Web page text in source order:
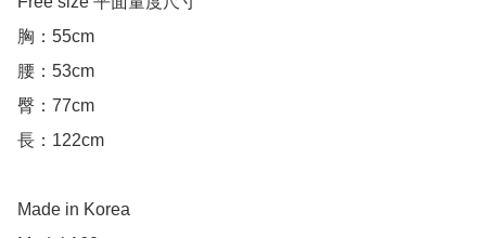
胸：55cm
腰：53cm
臀：77cm
長：122cm
Made in Korea